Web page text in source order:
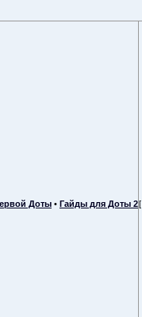
Доты • Гайды для Доты 2